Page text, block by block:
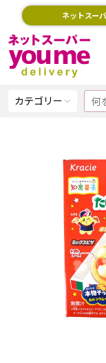
ネットスー
カテゴリー